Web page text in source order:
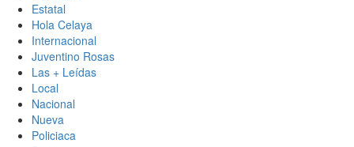
Estatal
Hola Celaya
Internacional
Juventino Rosas
Las + Leídas
Local
Nacional
Nueva
Policiaca